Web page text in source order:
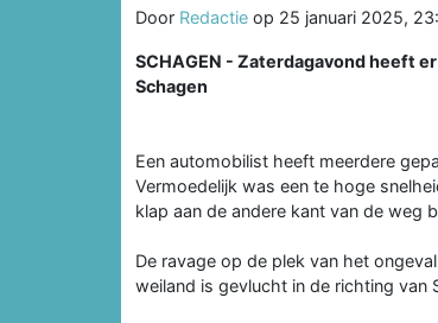
Door Redactie op 25 januari 2025,
SCHAGEN - Zaterdagavond heeft
Schagen
Een automobilist heeft meerdere
Vermoedelijk was een te hoge
klap aan de andere kant van de weg
De ravage op de plek van het
weiland is gevlucht in de richting van